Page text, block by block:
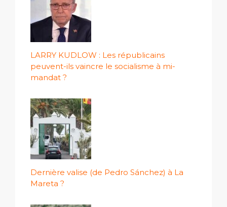
LARRY KUDLOW : Les républicains
peuvent-ils vaincre le socialisme à mi-
mandat ?
Dernière valise (de Pedro Sánchez) à La
Mareta ?